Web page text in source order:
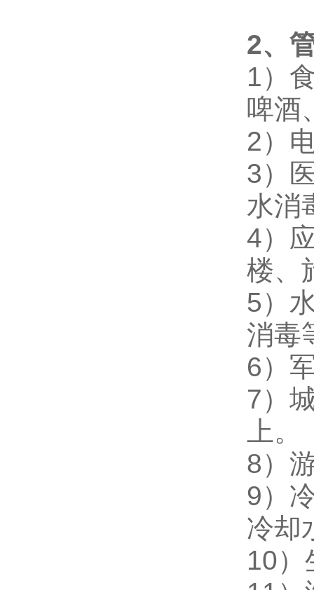
2、
1）
啤酒
2）
3）
水消
4）
楼、
5）
消毒
6）
7）
上。
8）
9）
冷却
10